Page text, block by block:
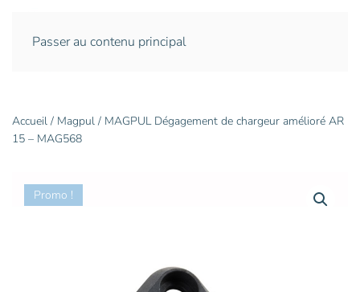
Passer au contenu principal
Accueil / Magpul / MAGPUL Dégagement de chargeur amélioré AR
15 – MAG568
Promo !